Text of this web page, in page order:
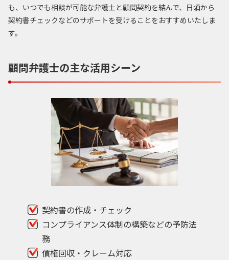
も、いつでも相談が可能な弁護士と顧問契約を結んで、日頃から
契約書チェックなどのサポートを受けることをおすすめいたしま
す。
顧問弁護士の主な活用シーン
契約書の作成・チェック
コンプライアンス体制の構築などの予防法
務
債権回収・クレーム対応